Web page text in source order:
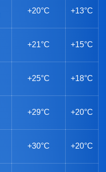
+20°C +13°C
+21°C +15°C
+25°C +18°C
+29°C +20°C
+30°C +20°C